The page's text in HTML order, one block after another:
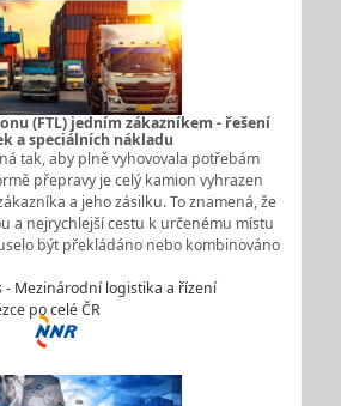
(FTL) jedním zákazníkem - řešení
a speciálních nákladu
tak, aby plně vyhovovala potřebám
přepravy je celý kamion vyhrazen
a jeho zásilku. To znamená, že
a nejrychlejší cestu k určenému místu
být překládáno nebo kombinováno
- Mezinárodní logistika a řízení
po celé ČR